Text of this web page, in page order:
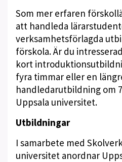
Som mer erfaren
att handleda
verksamhetsförlagda
förskola. Är du
kort
fyra timmar eller en
handledarutbildning om
Uppsala universitet.
Utbildningar
I samarbete med
universitet anordnar